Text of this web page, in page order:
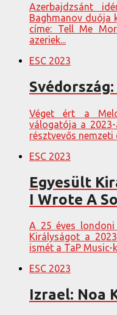
Azerbajdzsánt
Baghmanov duója
címe: Tell Me
azeriek...
ESC 2023
Véget ért a
válogatója a
résztvevős nemzeti
ESC 2023
Egyesült
I Wrote A
A 25 éves londoni
Királyságot a
ismét a TaP
ESC 2023
Izrael: Noa